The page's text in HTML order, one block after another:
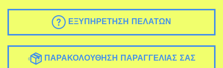
ΕΞΥΠΗΡΈΤΗΣΗ ΠΕΛΑΤΏΝ
ΠΑΡΑΚΟΛΟΎΘΗΣΗ ΠΑΡΑΓΓΕΛΊΑΣ ΣΑΣ